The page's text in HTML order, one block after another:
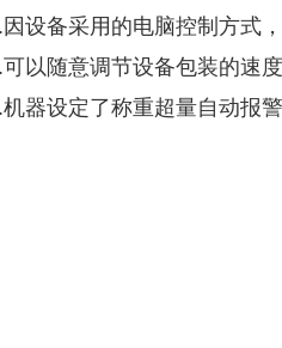
因设备采用的电脑控制方式
可以随意调节设备包装的速度
机器设定了称重超量自动报警